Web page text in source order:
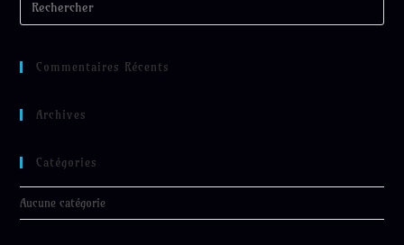
Commentaires Récents
Archives
Catégories
Aucune catégorie